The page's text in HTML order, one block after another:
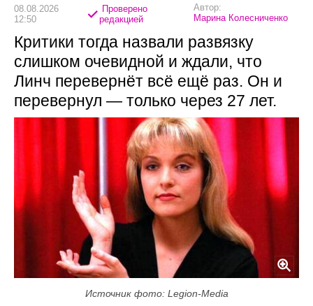
08.08.2026
12:50
Проверено
редакцией
Автор:
Марина Колесниченко
Критики тогда назвали развязку
слишком очевидной и ждали, что
Линч перевернёт всё ещё раз. Он и
перевернул — только через 27 лет.
Источник фото: Legion-Media